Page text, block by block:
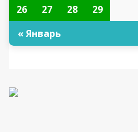
26
27 28
29
« Январь